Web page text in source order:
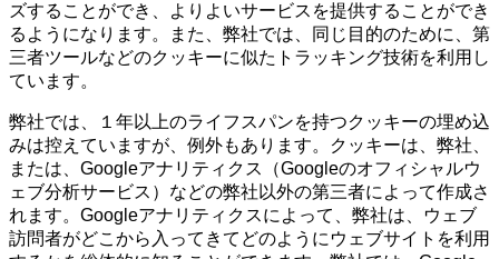
ズすることができ、よりよいサービスを提供することができ
るようになります。また、弊社では、同じ目的のために、第
三者ツールなどのクッキーに似たトラッキング技術を利用し
ています。
弊社では、１年以上のライフスパンを持つクッキーの埋め込
みは控えていますが、例外もあります。クッキーは、弊社、
または、Googleアナリティクス（Googleのオフィシャルウ
ェブ分析サービス）などの弊社以外の第三者によって作成さ
れます。Googleアナリティクスによって、弊社は、ウェブ
訪問者がどこから入ってきてどのようにウェブサイトを利用